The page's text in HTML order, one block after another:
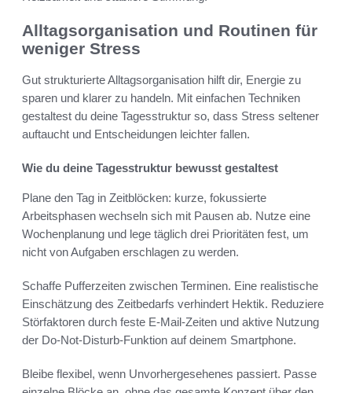
Alltagsorganisation und Routinen für
weniger Stress
Gut strukturierte Alltagsorganisation hilft dir, Energie zu
sparen und klarer zu handeln. Mit einfachen Techniken
gestaltest du deine Tagesstruktur so, dass Stress seltener
auftaucht und Entscheidungen leichter fallen.
Wie du deine Tagesstruktur bewusst gestaltest
Plane den Tag in Zeitblöcken: kurze, fokussierte
Arbeitsphasen wechseln sich mit Pausen ab. Nutze eine
Wochenplanung und lege täglich drei Prioritäten fest, um
nicht von Aufgaben erschlagen zu werden.
Schaffe Pufferzeiten zwischen Terminen. Eine realistische
Einschätzung des Zeitbedarfs verhindert Hektik. Reduziere
Störfaktoren durch feste E-Mail-Zeiten und aktive Nutzung
der Do-Not-Disturb-Funktion auf deinem Smartphone.
Bleibe flexibel, wenn Unvorhergesehenes passiert. Passe